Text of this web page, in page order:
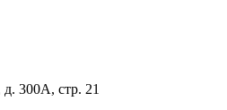
300А, стр. 21